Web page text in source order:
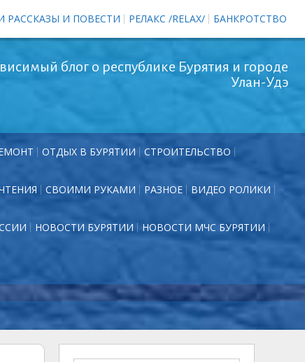
РАССКАЗЫ И ПОВЕСТИ РЕЛАКС /RELAX/ БАНКРОТСТВО
блог о республике Бурятия и городе
Улан-Удэ
ОТДЫХ В БУРЯТИИ СТРОИТЕЛЬСТВО
СВОИМИ РУКАМИ РАЗНОЕ ВИДЕО РОЛИКИ
НОВОСТИ БУРЯТИИ НОВОСТИ МЧС БУРЯТИИ